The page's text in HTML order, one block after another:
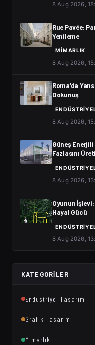
8 Aug 2026,
Rue Pavée:
Yenileme
MIMARLIK
8 Aug 2026,
Roma'da
Dokunuş
8 Aug 2026,
Güneş
Fazlasını
8 Aug 2026,
Oyunun
Hayal Gücü
8 Aug 2026,
KATEGORILER
Endüstriyel Tasarım
Grafik Tasarım
Mimarlık